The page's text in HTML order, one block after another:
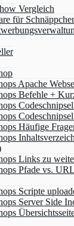
Vergleich
für
Apache
Befehle +
Häufige
Links zu
Pfade vs.
Scripte
Server Side